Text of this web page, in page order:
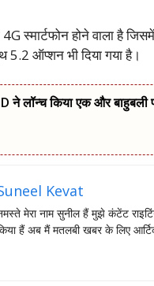
स्मार्टफोन होने वाला है
5.2 ऑप्शन भी दिया गया है।
ने लॉन्च किया एक और
Kevat
मेरा नाम सुनील हैं मुझे कंटेंट
हैं अब मैं मतलबी खबर के लिए